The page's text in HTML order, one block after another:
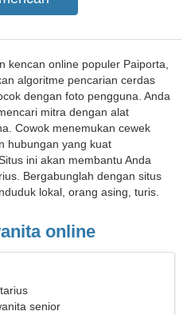
kencan online populer Paiporta,
algoritme pencarian cerdas
dengan foto pengguna. Anda
mitra dengan alat
Cowok menemukan cewek
hubungan yang kuat
ini akan membantu Anda
Bergabunglah dengan situs
lokal, orang asing, turis.
online
senior